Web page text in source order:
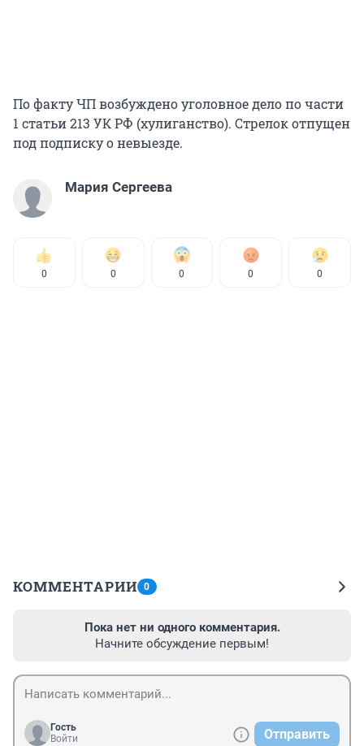
По факту ЧП возбуждено уголовное дело по части
1 статьи 213 УК РФ (хулиганство). Стрелок отпущен
под подписку о невыезде.
Мария Сергеева
0 0 0 0 0
КОММЕНТАРИИ 0
Пока нет ни одного комментария.
Начните обсуждение первым!
Гость
Войти
Отправить